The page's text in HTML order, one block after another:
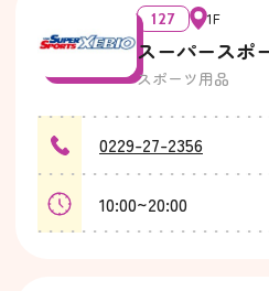
127 1F
スーパースポ
スポーツ用品
0229-27-2356
10:00~20:00